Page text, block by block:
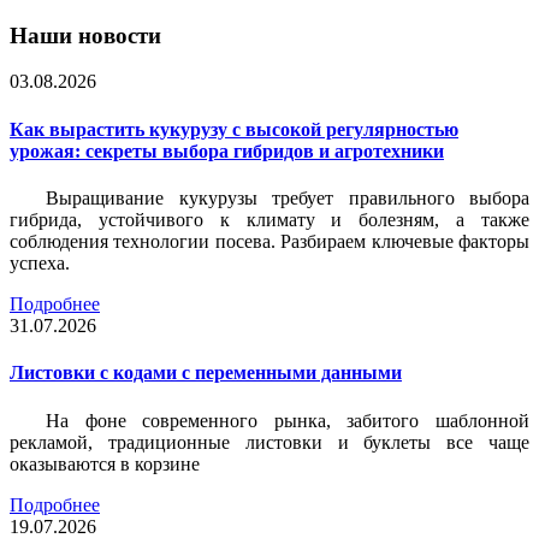
Наши новости
03.08.2026
Как вырастить кукурузу с высокой регулярностью
урожая: секреты выбора гибридов и агротехники
Выращивание кукурузы требует правильного выбора
гибрида, устойчивого к климату и болезням, а также
соблюдения технологии посева. Разбираем ключевые факторы
успеха.
Подробнее
31.07.2026
Листовки c кодами с переменными данными
На фоне современного рынка, забитого шаблонной
рекламой, традиционные листовки и буклеты все чаще
оказываются в корзине
Подробнее
19.07.2026